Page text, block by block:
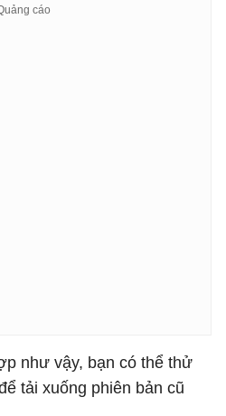
như vậy, bạn có thể thử
tải xuống phiên bản cũ